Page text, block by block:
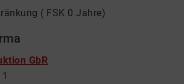
( FSK 0 Jahre)
GbR